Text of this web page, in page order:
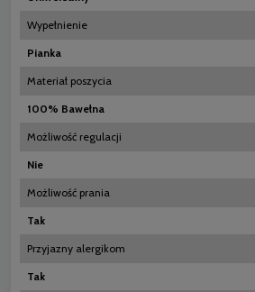
Wypełnienie
Pianka
Materiał poszycia
100% Bawełna
Możliwość regulacji
Nie
Możliwość prania
Tak
Przyjazny alergikom
Tak